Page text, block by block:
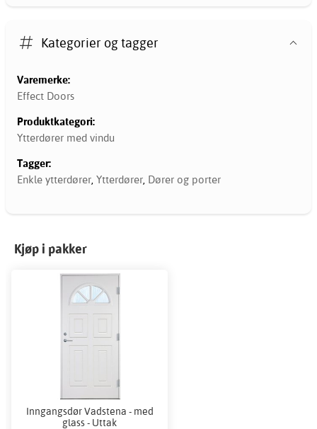
Kategorier og tagger
Varemerke:
Effect Doors
Produktkategori:
Ytterdører med vindu
Tagger:
Enkle ytterdører, Ytterdører, Dører og porter
Kjøp i pakker
Inngangsdør Vadstena - med
glass - Uttak